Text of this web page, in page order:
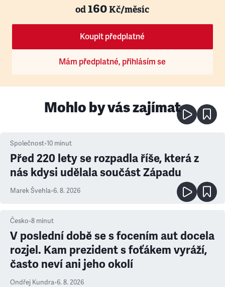
od160Kč/měsíc
Koupit předplatné
Mám předplatné, přihlásím se
Mohlo by vás zajímat
Společnost•10 minut
Před 220 lety se rozpadla říše, která z
nás kdysi udělala součást Západu
Marek Švehla•6. 8. 2026
Česko•8 minut
V poslední době se s focením aut docela
rozjel. Kam prezident s foťákem vyráží,
často neví ani jeho okolí
Ondřej Kundra•6. 8. 2026